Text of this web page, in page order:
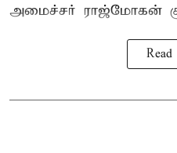
அமைச்சர் ராஜ்மோகன்